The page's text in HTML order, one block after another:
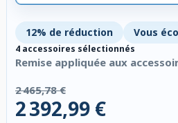
12% de réduction Vous
4 accessoires sélectionnés
Remise appliquée aux
2 465,78 €
2 392,99 €